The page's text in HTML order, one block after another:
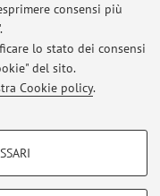
consensi più
lo stato dei consensi
del sito.
Cookie policy.
avvisi.
del sito.